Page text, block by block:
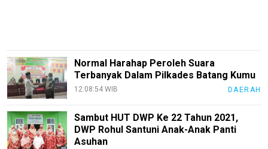
Normal Harahap Peroleh Suara
Terbanyak Dalam Pilkades Batang Kumu
12:08:54 WIB DAERAH
Sambut HUT DWP Ke 22 Tahun 2021,
DWP Rohul Santuni Anak-Anak Panti
Asuhan
InfoKepri
KuansingTerkini
Bisnis
Sehat
PotensiRohil